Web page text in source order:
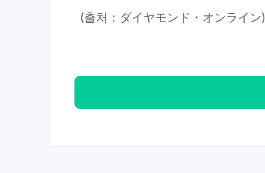
(출처：ダイヤモンド・オンライン)